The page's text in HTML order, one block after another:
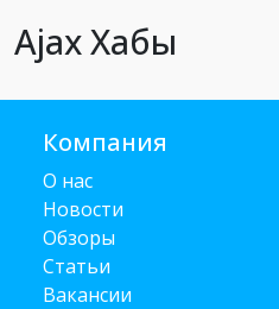
Ajax Хабы
Компания
О нас
Новости
Обзоры
Статьи
Вакансии